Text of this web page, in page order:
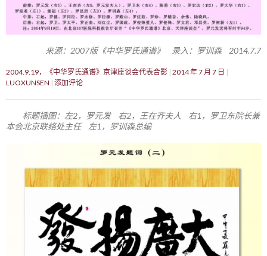
来源：2007版《中华罗氏通谱》 录入：罗训森 2014.7.7
2004.9.19，《中华罗氏通谱》京津座谈会代表合影 2014 年 7 月 7 日
LUOXUNSEN 添加评论
标题插图：左2，罗元发 右2，王在齐夫人 右1，罗卫东院长兼
本会北京联络处主任 左1，罗训森总编